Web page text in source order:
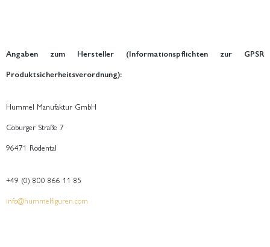
Angaben zum Hersteller (Informationspflichten zur GPSR
Produktsicherheitsverordnung):
Hummel Manufaktur GmbH
Coburger Straße 7
96471 Rödental
+49 (0) 800 866 11 85
info@hummelfiguren.com